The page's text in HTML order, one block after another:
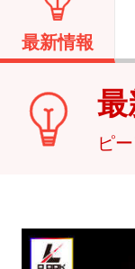
最新情報
最
ピ